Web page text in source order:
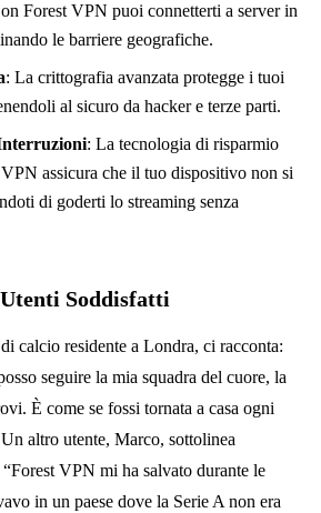
Forest VPN puoi connetterti a server in
le barriere geografiche.
: La crittografia avanzata protegge i tuoi
al sicuro da hacker e terze parti.
: La tecnologia di risparmio
assicura che il tuo dispositivo non si
di goderti lo streaming senza
Soddisfatti
calcio residente a Londra, ci racconta:
seguire la mia squadra del cuore, la
È come se fossi tornata a casa ogni
altro utente, Marco, sottolinea
VPN mi ha salvato durante le
in un paese dove la Serie A non era